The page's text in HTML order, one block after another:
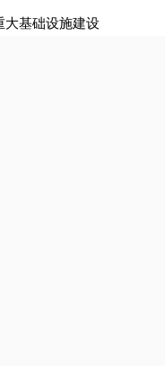
大基础设施建设